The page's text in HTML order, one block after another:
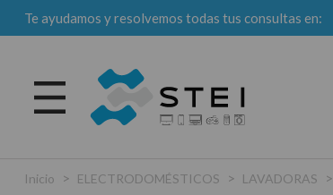
Te ayudamos y resolvemos todas tus consultas en:
Inicio > ELECTRODOMÉSTICOS > LAVADORAS >